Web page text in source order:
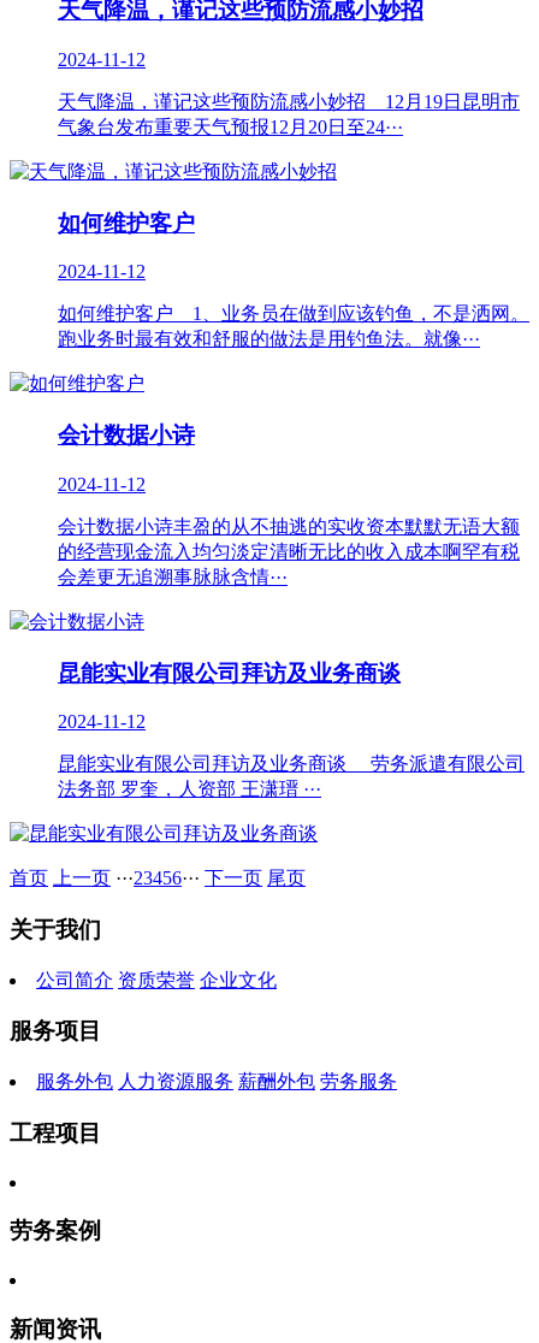
天气降温，谨记这些预防流感小妙招
2024-11-12
天气降温，谨记这些预防流感小妙招 12月19日昆明市
气象台发布重要天气预报12月20日至24···
如何维护客户
2024-11-12
如何维护客户 1、业务员在做到应该钓鱼，不是洒网。
跑业务时最有效和舒服的做法是用钓鱼法。就像···
会计数据小诗
2024-11-12
会计数据小诗丰盈的从不抽逃的实收资本默默无语大额
的经营现金流入均匀淡定清晰无比的收入成本啊罕有税
会差更无追溯事脉脉含情···
昆能实业有限公司拜访及业务商谈
2024-11-12
昆能实业有限公司拜访及业务商谈 劳务派遣有限公司
法务部 罗奎，人资部 王潇瑨 ···
首页 上一页 ···23456··· 下一页 尾页
关于我们
公司简介 资质荣誉 企业文化
服务项目
服务外包 人力资源服务 薪酬外包 劳务服务
工程项目
劳务案例
新闻资讯